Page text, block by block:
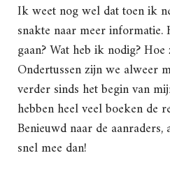
Ik weet nog wel dat toen ik
snakte naar meer informatie.
gaan? Wat heb ik nodig?
Ondertussen zijn we alweer
verder sinds het begin van
hebben heel veel boeken de
Benieuwd naar de
snel mee dan!